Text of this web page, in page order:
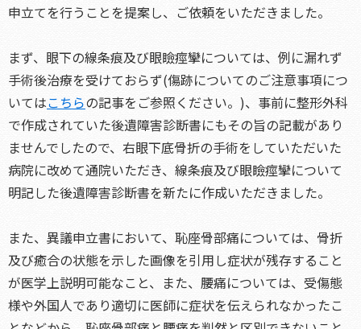
申立てを行うことを提案し、ご依頼をいただきました。
まず、眼下の線条痕及び眼瞼痙攣については、例に漏れず
手術後治療を受けておらず(傷跡についてのご注意事項につ
いてはこちらの記事をご参照ください。)、事前に整形外科
で作成されていた後遺障害診断書にもその旨の記載があり
ませんでしたので、右眼下底骨折の手術をしていただいた
病院に改めて通院いただき、線条痕及び眼瞼痙攣について
明記した後遺障害診断書を新たに作成いただきました。
また、異議申立書において、恥座骨部痛については、骨折
及び癒合の状態を示した画像を引用し症状が残存すること
が医学上説明可能なこと、また、腰痛については、受傷態
様や外国人であり適切に医師に症状を伝えられなかったこ